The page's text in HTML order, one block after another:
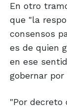
En otro
que "la
consensos
es de quien
en ese
gobernar por
"Por decreto